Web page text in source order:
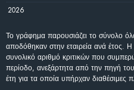
2026
Το γράφημα παρουσιάζει το σύνολο
αποδόθηκαν στην εταιρεία ανά έτος. Η
συνολικό αριθμό κριτικών που
περίοδο, ανεξάρτητα από την πηγή
έτη για τα οποία υπήρχαν διαθέσιμες